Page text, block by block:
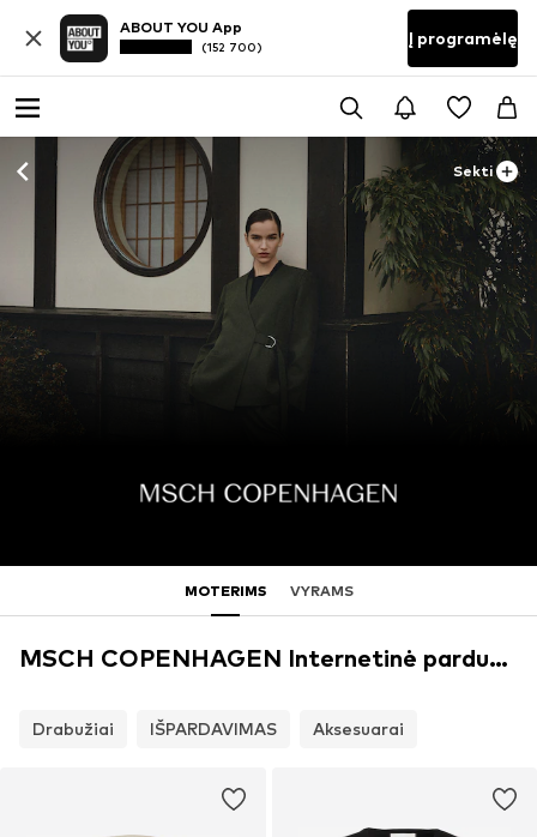
ABOUT YOU App
(152 700) Į programėlę
Sekti
MOTERIMS VYRAMS
MSCH COPENHAGEN Internetinė parduotuvė
Drabužiai IŠPARDAVIMAS Aksesuarai